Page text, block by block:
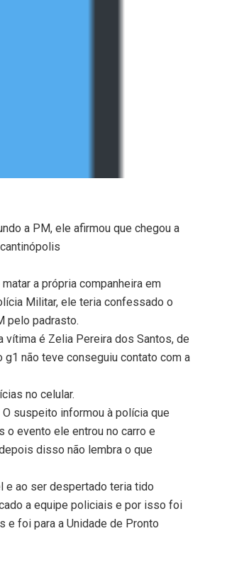
a PM, ele afirmou que chegou a
a própria companheira em
Militar, ele teria confessado o
pelo padrasto.
vítima é Zelia Pereira dos Santos, de
não teve conseguiu contato com a
no celular.
suspeito informou à polícia que
o evento ele entrou no carro e
disso não lembra o que
e ao ser despertado teria tido
a equipe policiais e por isso foi
e foi para a Unidade de Pronto